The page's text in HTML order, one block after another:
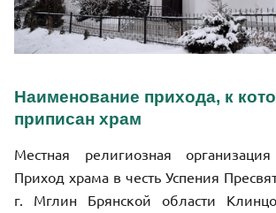
Наименование прихода, к
приписан храм
Местная религиозная
Приход храма в честь Успения
г. Мглин Брянской области